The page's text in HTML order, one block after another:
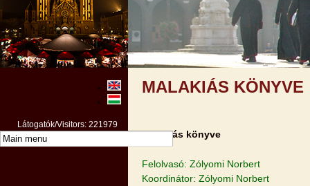
MALAKIÁS KÖNYVE
Malakiás könyve
Felolvasó: Zólyomi Norbert
Koordinátor: Zólyomi Norbert
Látogatók/Visitors: 221979